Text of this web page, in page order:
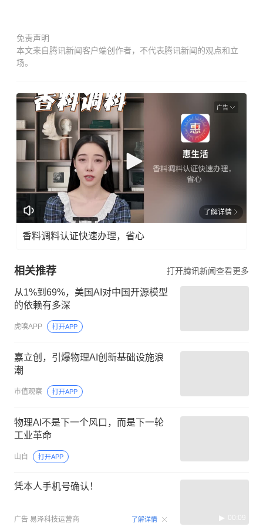
免责声明
本文来自腾讯新闻客户端创作者，不代表腾讯新闻的观点和立
场。
广告
了解详情
香料调料认证快速办理，省心
相关推荐 打开腾讯新闻查看更多
从1%到69%，美国AI对中国开源模型
的依赖有多深
虎嗅APP 打开APP
嘉立创，引爆物理AI创新基础设施浪
潮
市值观察 打开APP
物理AI不是下一个风口，而是下一轮
工业革命
山自 打开APP
凭本人手机号确认！
广告 易泽科技运营商 了解详情 00:09